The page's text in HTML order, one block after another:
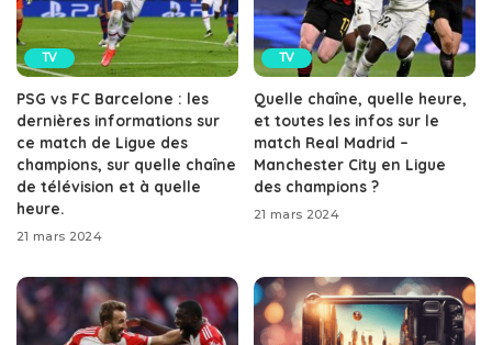
TV
PSG vs FC Barcelone : les
dernières informations sur
ce match de Ligue des
champions, sur quelle chaîne
de télévision et à quelle
heure.
21 mars 2024
TV
Quelle chaîne, quelle heure,
et toutes les infos sur le
match Real Madrid –
Manchester City en Ligue
des champions ?
21 mars 2024